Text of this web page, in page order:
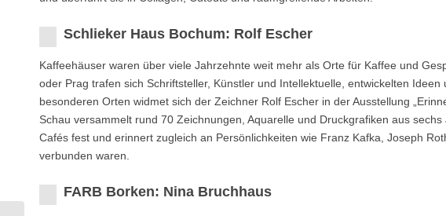
Schlieker Haus Bochum: Rolf Escher
Kaffeehäuser waren über viele Jahrzehnte weit mehr als Orte für Kaffee und
oder Prag trafen sich Schriftsteller, Künstler und Intellektuelle, entwickelten
besonderen Orten widmet sich der Zeichner Rolf Escher in der Ausstellung
Schau versammelt rund 70 Zeichnungen, Aquarelle und Druckgrafiken aus
Cafés fest und erinnert zugleich an Persönlichkeiten wie Franz Kafka, Joseph
verbunden waren.
FARB Borken: Nina Bruchhaus